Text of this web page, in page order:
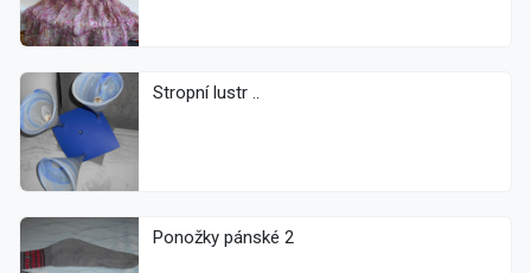
Stropní lustr ..
Ponožky pánské 2